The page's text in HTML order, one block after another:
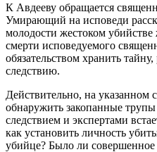
К Авдееву обращается
Умирающий на исповеди
молодости жестоком
смерти исповедуемого
обязательством хранить
следствию.
Действительно, на указанном
обнаружить закопанные
следствием и экспертами
как установить личность
убийце? Было ли совершенное